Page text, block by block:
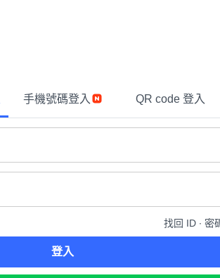
手機號碼登入 QR code 登入
找回 ID ∙ 密
登入